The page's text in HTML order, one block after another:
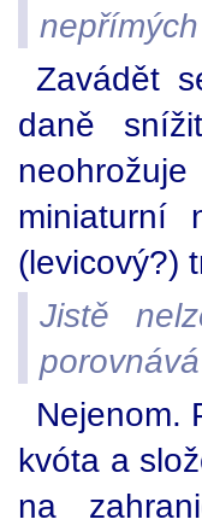
Zavádět
daně
miniaturní
(levicový?)
Jistě
Nejenom.
kvóta a
na